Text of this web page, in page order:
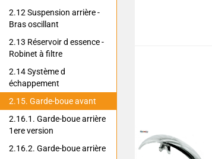
2.12 Suspension arrière -
Bras oscillant
2.13 Réservoir d essence -
Robinet à filtre
2.14 Système d
échappement
2.15. Garde-boue avant
2.16.1. Garde-boue arrière
1ere version
2.16.2. Garde-boue arrière